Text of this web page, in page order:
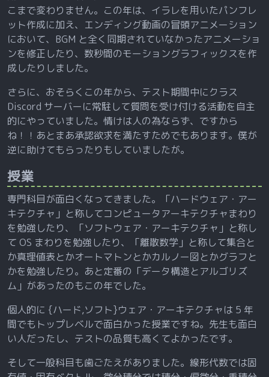
こまで変わりません。この年は、イラレを用いたパンフレ
ット作成に加え、エンディング動画の冒頭アニメーション
において、BGM と全く同期されていなかったアニメーショ
ンを修正したり、数秒間のモーショングラフィックスを作
成したりしました。
さらに、おそらくこの年から、テスト期間中にクラス
Discord サーバーに常駐して質問を受け付ける活動を自主
的にやっていました。情けは人の為ならず、ですから
ね！！あとまあ承認欲求を満たすためでもあります。僕が
逆に助けてもらったりもしていましたが。
授業
専門科目が面白くなってきました。「ハードウェア・アー
キテクチャ」と称してコンピュータアーキテクチャまわり
を勉強したり、「ソフトウェア・アーキテクチャ」と称し
て OS まわりを勉強したり、「離散数学」と称して集合と
か真理値表とかオートマトンとかカルノー図とかグラフと
かを勉強したり。あと定番の「データ構造とアルゴリズ
ム」があったのもこの年でした。
個人的に {ハード,ソフト}ウェア・アーキテクチャは 5 年
間でもトップレベルで面白かった授業ですね。先生も面白
い人だったし、テストの品質も高くてよかったです。
そして一般科目も歯ごたえがありました。線形代数では固